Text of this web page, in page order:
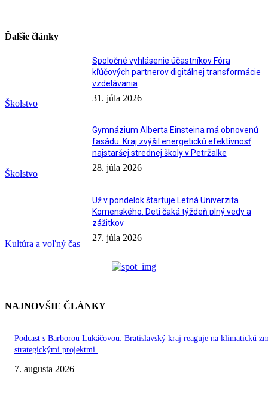
Ďalšie články
Školstvo
Spoločné vyhlásenie účastníkov Fóra
kľúčových partnerov digitálnej transformácie
vzdelávania
31. júla 2026
Školstvo
Gymnázium Alberta Einsteina má obnovenú
fasádu. Kraj zvýšil energetickú efektívnosť
najstaršej strednej školy v Petržalke
28. júla 2026
Kultúra a voľný čas
Už v pondelok štartuje Letná Univerzita
Komenského. Deti čaká týždeň plný vedy a
zážitkov
27. júla 2026
NAJNOVŠIE ČLÁNKY
Podcast s Barborou Lukáčovou: Bratislavský kraj reaguje na klimatickú
strategickými projektmi.
7. augusta 2026